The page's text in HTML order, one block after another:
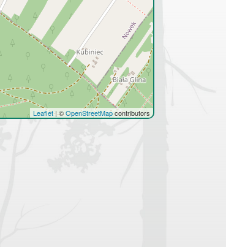
Leaflet |©OpenStreetMapcontributors